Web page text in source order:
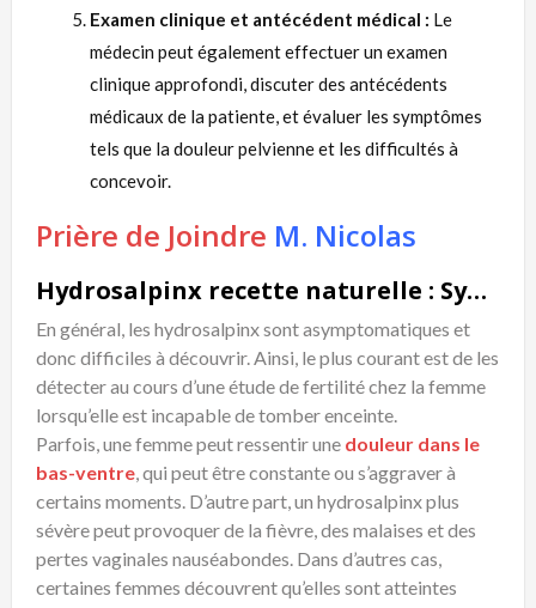
Examen clinique et antécédent médical : Le
médecin peut également effectuer un examen
clinique approfondi, discuter des antécédents
médicaux de la patiente, et évaluer les symptômes
tels que la douleur pelvienne et les difficultés à
concevoir.
Prière de Joindre M. Nicolas
Hydrosalpinx recette naturelle : Symptômes
En général, les hydrosalpinx sont asymptomatiques et
donc difficiles à découvrir. Ainsi, le plus courant est de les
détecter au cours d’une étude de fertilité chez la femme
lorsqu’elle est incapable de tomber enceinte.
Parfois, une femme peut ressentir une douleur dans le
bas-ventre, qui peut être constante ou s’aggraver à
certains moments. D’autre part, un hydrosalpinx plus
sévère peut provoquer de la fièvre, des malaises et des
pertes vaginales nauséabondes. Dans d’autres cas,
certaines femmes découvrent qu’elles sont atteintes